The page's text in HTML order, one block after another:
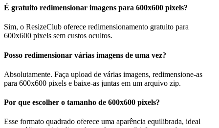
É gratuito redimensionar imagens para 600x600 pixels?
Sim, o ResizeClub oferece redimensionamento gratuito para
600x600 pixels sem custos ocultos.
Posso redimensionar várias imagens de uma vez?
Absolutamente. Faça upload de várias imagens, redimensione-as
para 600x600 pixels e baixe-as juntas em um arquivo zip.
Por que escolher o tamanho de 600x600 pixels?
Esse formato quadrado oferece uma aparência equilibrada, ideal